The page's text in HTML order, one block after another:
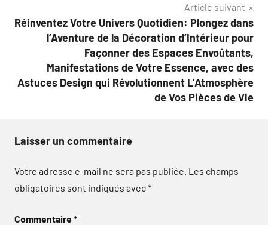
Article suivant
Réinventez Votre Univers Quotidien: Plongez dans
l’Aventure de la Décoration d’Intérieur pour
Façonner des Espaces Envoûtants,
Manifestations de Votre Essence, avec des
Astuces Design qui Révolutionnent L’Atmosphère
de Vos Pièces de Vie
Laisser un commentaire
Votre adresse e-mail ne sera pas publiée. Les champs
obligatoires sont indiqués avec*
Commentaire*